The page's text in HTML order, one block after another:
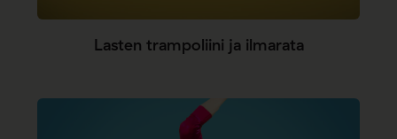
Lasten trampoliini ja ilmarata